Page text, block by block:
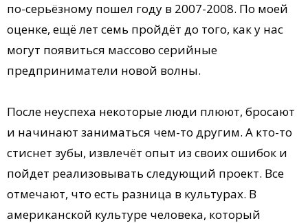
по-серьёзному пошел году в 2007-2008. По моей
оценке, ещё лет семь пройдёт до того, как у нас
могут появиться массово серийные
предприниматели новой волны.
После неуспеха некоторые люди плюют, бросают
и начинают заниматься чем-то другим. А кто-то
стиснет зубы, извлечёт опыт из своих ошибок и
пойдет реализовывать следующий проект. Все
отмечают, что есть разница в культурах. В
американской культуре человека, который